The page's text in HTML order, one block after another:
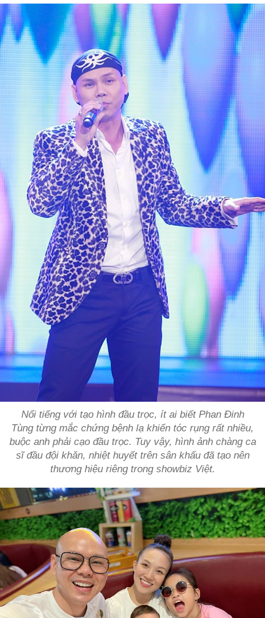
Nổi tiếng với tạo hình đầu trọc, ít ai biết Phan Đinh
Tùng từng mắc chứng bệnh lạ khiến tóc rụng rất nhiều,
buộc anh phải cạo đầu trọc. Tuy vậy, hình ảnh chàng ca
sĩ đầu đội khăn, nhiệt huyết trên sân khấu đã tạo nên
thương hiệu riêng trong showbiz Việt.